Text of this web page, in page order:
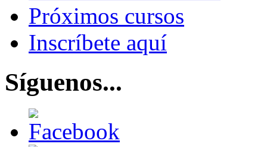
Próximos cursos
Inscríbete aquí
Síguenos...